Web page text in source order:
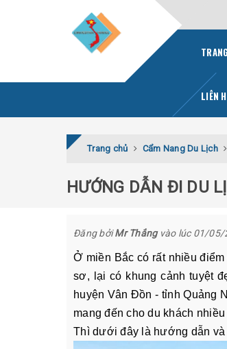
LIÊN
Trang chủ Cẩm Nang Du Lịch
HƯỚNG DẪN ĐI DU
Đăng bởiMr Thắngvào lúc 01/05/
Ở miền Bắc có rất nhiều
sơ, lại có khung cảnh tuyệt
huyện Vân Đồn - tỉnh Quảng
mang đến cho du khách
Thì dưới đây là hướng dẫn và